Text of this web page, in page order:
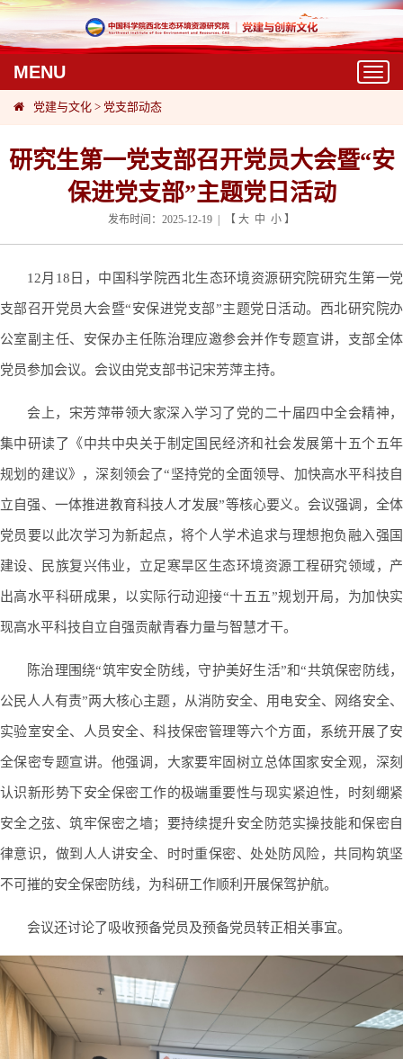
MENU
T
o
l
e
g
t
i
党建与文化 > 党支部动态
研究生第一党支部召开党员大会暨“安
保进党支部”主题党日活动
发布时间：2025-12-19 | 【 大 中 小 】
12月18日，中国科学院西北生态环境资源研究院研究生第一党
支部召开党员大会暨“安保进党支部”主题党日活动。西北研究院办
公室副主任、安保办主任陈治理应邀参会并作专题宣讲，支部全体
党员参加会议。会议由党支部书记宋芳萍主持。
会上，宋芳萍带领大家深入学习了党的二十届四中全会精神，
集中研读了《中共中央关于制定国民经济和社会发展第十五个五年
规划的建议》，深刻领会了“坚持党的全面领导、加快高水平科技自
立自强、一体推进教育科技人才发展”等核心要义。会议强调，全体
党员要以此次学习为新起点，将个人学术追求与理想抱负融入强国
建设、民族复兴伟业，立足寒旱区生态环境资源工程研究领域，产
出高水平科研成果，以实际行动迎接“十五五”规划开局，为加快实
现高水平科技自立自强贡献青春力量与智慧才干。
陈治理围绕“筑牢安全防线，守护美好生活”和“共筑保密防线，
公民人人有责”两大核心主题，从消防安全、用电安全、网络安全、
实验室安全、人员安全、科技保密管理等六个方面，系统开展了安
全保密专题宣讲。他强调，大家要牢固树立总体国家安全观，深刻
认识新形势下安全保密工作的极端重要性与现实紧迫性，时刻绷紧
安全之弦、筑牢保密之墙；要持续提升安全防范实操技能和保密自
律意识，做到人人讲安全、时时重保密、处处防风险，共同构筑坚
不可摧的安全保密防线，为科研工作顺利开展保驾护航。
会议还讨论了吸收预备党员及预备党员转正相关事宜。